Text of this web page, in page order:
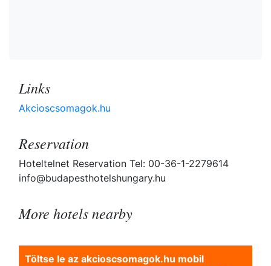
Links
Akcioscsomagok.hu
Reservation
Hoteltelnet Reservation Tel: 00-36-1-2279614
info@budapesthotelshungary.hu
More hotels nearby
Töltse le az akcioscsomagok.hu mobil